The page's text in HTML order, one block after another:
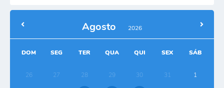
Agosto 2026
DOM SEG TER QUA QUI SEX SÁB
26 27 28 29 30 31 1